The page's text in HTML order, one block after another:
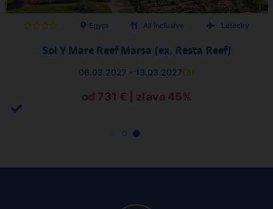
Egypt All Inclusive Letecky
Sol Y Mare Reef Marsa (ex. Resta Reef)
06.03.2027 - 13.03.2027(8)
od 731 € | zľava 45%